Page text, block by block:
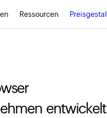
Ressourcen
entwickelt